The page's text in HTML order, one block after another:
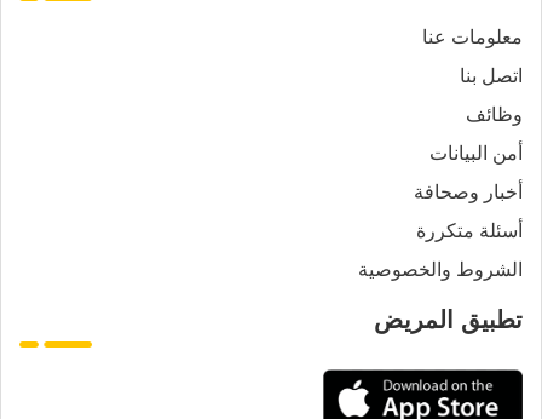
معلومات عنا
اتصل بنا
وظائف
أمن البيانات
أخبار وصحافة
أسئلة متكررة
الشروط والخصوصية
تطبيق المريض